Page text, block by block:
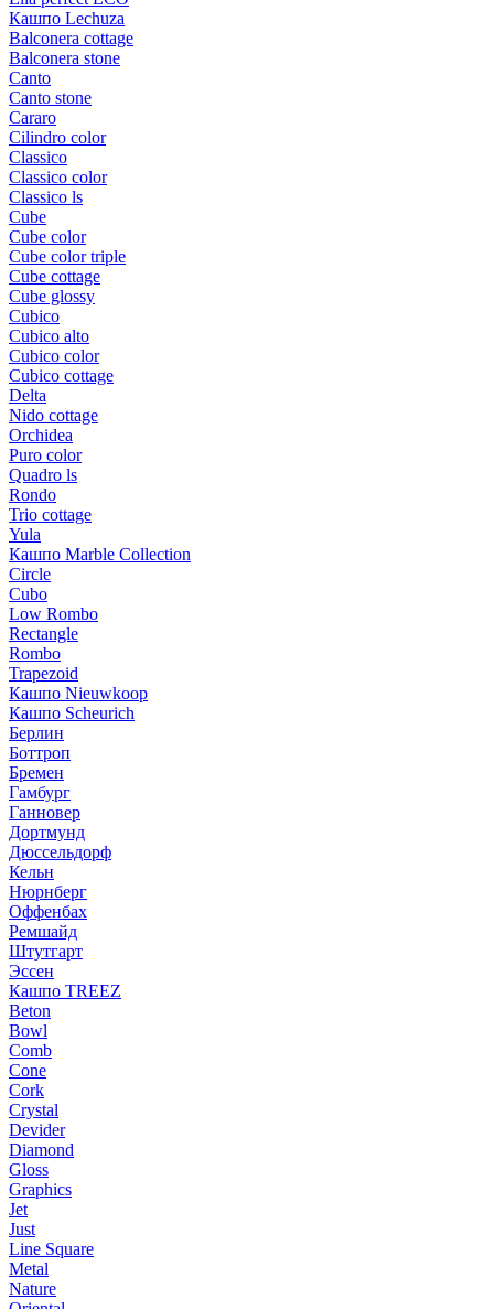
Кашпо Lechuza
Balconera cottage
Balconera stone
Canto
Canto stone
Cararo
Cilindro color
Classico
Classico color
Classico ls
Cube
Cube color
Cube color triple
Cube cottage
Cube glossy
Cubico
Cubico alto
Cubico color
Cubico cottage
Delta
Nido cottage
Orchidea
Puro color
Quadro ls
Rondo
Trio cottage
Yula
Кашпо Marble Collection
Circle
Cubo
Low Rombo
Rectangle
Rombo
Trapezoid
Кашпо Nieuwkoop
Кашпо Scheurich
Берлин
Боттроп
Бремен
Гамбург
Ганновер
Дортмунд
Дюссельдорф
Кельн
Нюрнберг
Оффенбах
Ремшайд
Штутгарт
Эссен
Кашпо TREEZ
Beton
Bowl
Comb
Cone
Cork
Crystal
Devider
Diamond
Gloss
Graphics
Jet
Just
Line Square
Metal
Nature